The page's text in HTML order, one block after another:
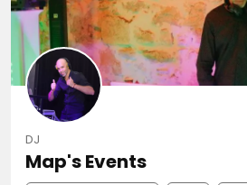
DJ
Map's Events